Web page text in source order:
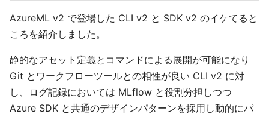
AzureML v2 で登場した CLI v2 と SDK v2 のイケてると
ころを紹介しました。
静的なアセット定義とコマンドによる展開が可能になり
Git とワークフローツールとの相性が良い CLI v2 に対
し、ログ記録においては MLflow と役割分担しつつ
Azure SDK と共通のデザインパターンを採用し動的にパ